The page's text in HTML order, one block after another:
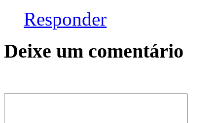
Responder
Deixe um comentário